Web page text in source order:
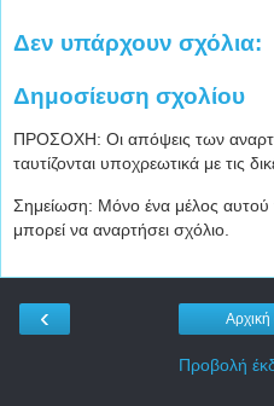
Δεν υπάρχουν σχόλια:
Δημοσίευση σχολίου
ΠΡΟΣΟΧΗ: Οι απόψεις των
ταυτίζονται υποχρεωτικά με τις
Σημείωση: Μόνο ένα μέλος αυτού
μπορεί να αναρτήσει σχόλιο.
‹ Αρχική
Προβολή